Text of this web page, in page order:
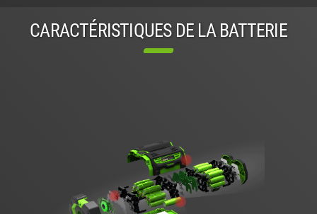
CARACTÉRISTIQUES DE LA BATTERIE